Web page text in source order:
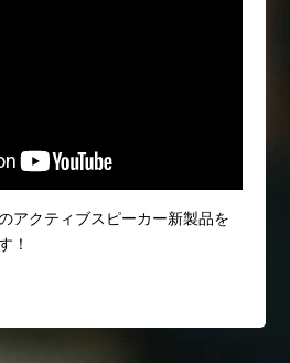
アクティブスピーカー新製品を
！